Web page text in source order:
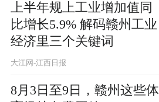
上半年规上工业增加值同
比增长5.9% 解码赣州工业
经济里三个关键词
大江网-江西日报
8月3日至9日，赣州这些体